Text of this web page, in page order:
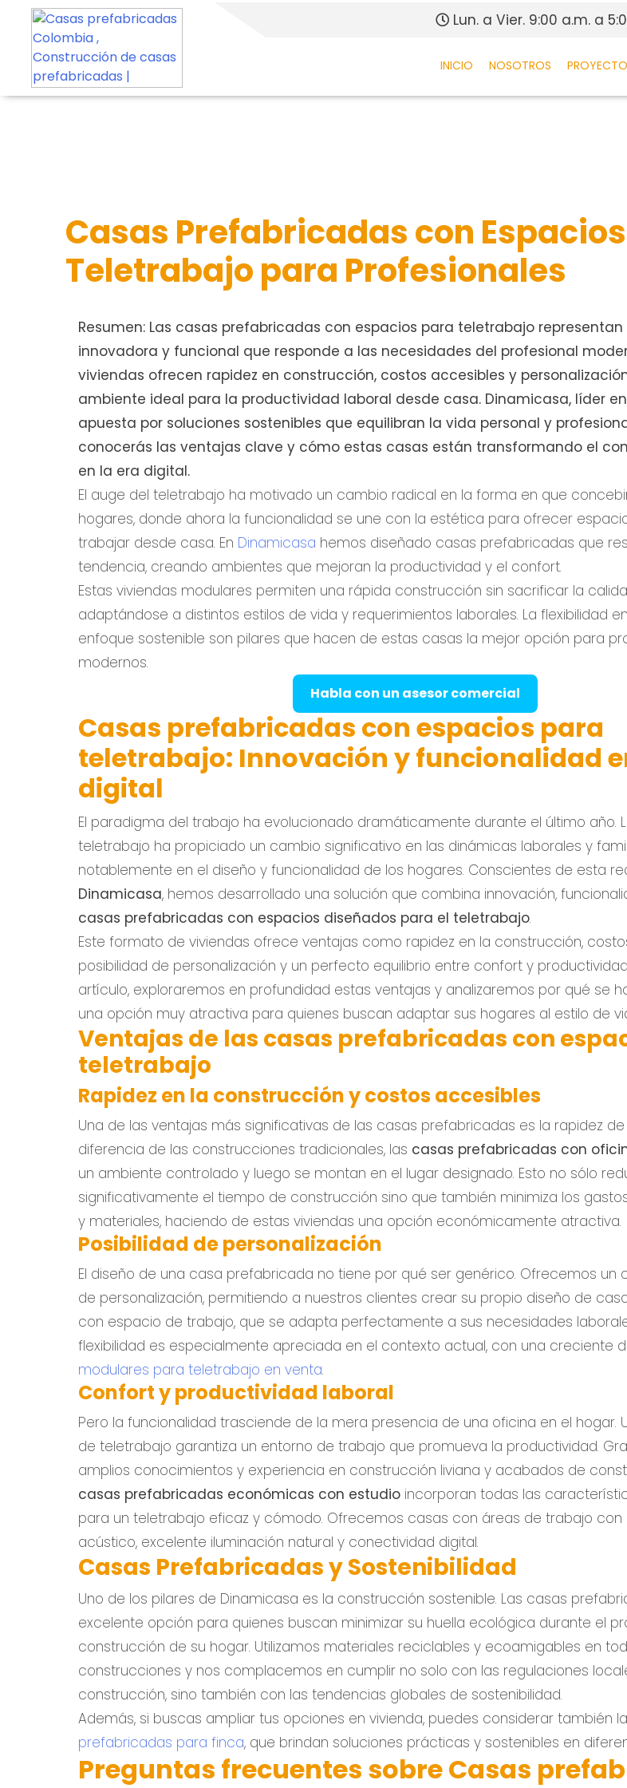
Lun. a Vier. 9:00 a.m. a
INICIO NOSOTROS
Casas Prefabricadas con
Teletrabajo para Profesionales
Resumen: Las casas prefabricadas con espacios para teletrabajo
innovadora y funcional que responde a las necesidades del profesional
viviendas ofrecen rapidez en construcción, costos accesibles y
ambiente ideal para la productividad laboral desde casa. Dinamicasa, líder
apuesta por soluciones sostenibles que equilibran la vida personal y
conocerás las ventajas clave y cómo estas casas están transformando el
en la era digital.
El auge del teletrabajo ha motivado un cambio radical en la forma en que
hogares, donde ahora la funcionalidad se une con la estética para ofrecer
trabajar desde casa. En Dinamicasa hemos diseñado casas prefabricadas que
tendencia, creando ambientes que mejoran la productividad y el confort.
Estas viviendas modulares permiten una rápida construcción sin sacrificar la
adaptándose a distintos estilos de vida y requerimientos laborales. La flexibilidad
enfoque sostenible son pilares que hacen de estas casas la mejor opción para
modernos.
Habla con un asesor comercial
Casas prefabricadas con espacios para
teletrabajo: Innovación y funcionalidad
digital
El paradigma del trabajo ha evolucionado dramáticamente durante el último año.
teletrabajo ha propiciado un cambio significativo en las dinámicas laborales y
notablemente en el diseño y funcionalidad de los hogares. Conscientes de esta
Dinamicasa, hemos desarrollado una solución que combina innovación,
casas prefabricadas con espacios diseñados para el teletrabajo.
Este formato de viviendas ofrece ventajas como rapidez en la construcción,
posibilidad de personalización y un perfecto equilibrio entre confort y
artículo, exploraremos en profundidad estas ventajas y analizaremos por qué se
una opción muy atractiva para quienes buscan adaptar sus hogares al estilo de
Ventajas de las casas prefabricadas con
teletrabajo
Rapidez en la construcción y costos accesibles
Una de las ventajas más significativas de las casas prefabricadas es la rapidez
diferencia de las construcciones tradicionales, las casas prefabricadas con
un ambiente controlado y luego se montan en el lugar designado. Esto no sólo
significativamente el tiempo de construcción sino que también minimiza los
y materiales, haciendo de estas viviendas una opción económicamente atractiva.
Posibilidad de personalización
El diseño de una casa prefabricada no tiene por qué ser genérico. Ofrecemos un
de personalización, permitiendo a nuestros clientes crear su propio diseño de
con espacio de trabajo, que se adapta perfectamente a sus necesidades
flexibilidad es especialmente apreciada en el contexto actual, con una creciente
modulares para teletrabajo en venta.
Confort y productividad laboral
Pero la funcionalidad trasciende de la mera presencia de una oficina en el hogar.
de teletrabajo garantiza un entorno de trabajo que promueva la productividad.
amplios conocimientos y experiencia en construcción liviana y acabados de
casas prefabricadas económicas con estudio incorporan todas las
para un teletrabajo eficaz y cómodo. Ofrecemos casas con áreas de trabajo con
acústico, excelente iluminación natural y conectividad digital.
Casas Prefabricadas y Sostenibilidad
Uno de los pilares de Dinamicasa es la construcción sostenible. Las casas
excelente opción para quienes buscan minimizar su huella ecológica durante el
construcción de su hogar. Utilizamos materiales reciclables y ecoamigables en
construcciones y nos complacemos en cumplir no solo con las regulaciones
construcción, sino también con las tendencias globales de sostenibilidad.
Además, si buscas ampliar tus opciones en vivienda, puedes considerar también
prefabricadas para finca, que brindan soluciones prácticas y sostenibles en
Preguntas frecuentes sobre Casas